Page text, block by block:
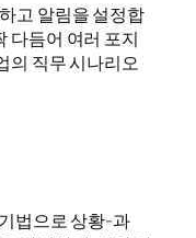
고 알림을 설정합
다듬어 여러 포지
의 직무 시나리오
법으로 상황-과